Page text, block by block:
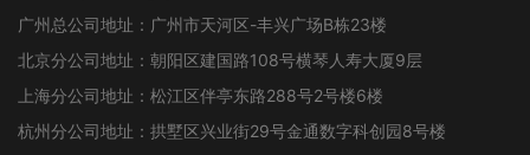
广州总公司地址：广州市天河区-丰兴广场B栋23楼
北京分公司地址：朝阳区建国路108号横琴人寿大厦9层
上海分公司地址：松江区伴亭东路288号2号楼6楼
杭州分公司地址：拱墅区兴业街29号金通数字科创园8号楼